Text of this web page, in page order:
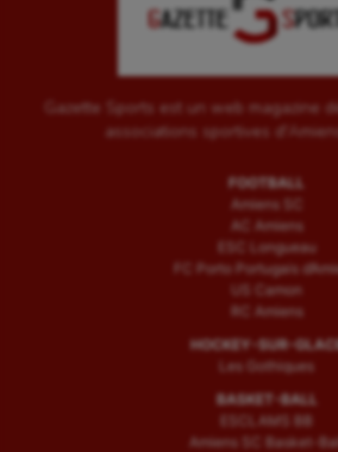
Gazette Sports est un web magazine
associations sportives
FOOTBALL
Amiens SC
AC Amiens
ESC Longueau
FC Porto Portugais
US Camon
RC Amiens
HOCKEY-SUR-
Les Gothiques
BASKET-BALL
ESCLAMS BB
Amiens SC Basket-